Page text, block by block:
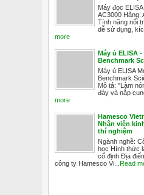
Máy đọc
AC3000 Hãng:
Tính năng nổi
dễ sử dụng,
more
Máy ủ ELISA
Benchmark
Máy ủ ELISA
Benchmark
Mô tả: "Làm
đáy và nắp
more
Hamesco
Nhân viên
thí nghiệm
Ngành nghề:
học Hình thức
cố định Địa
công ty Hamesco Vi...
Read